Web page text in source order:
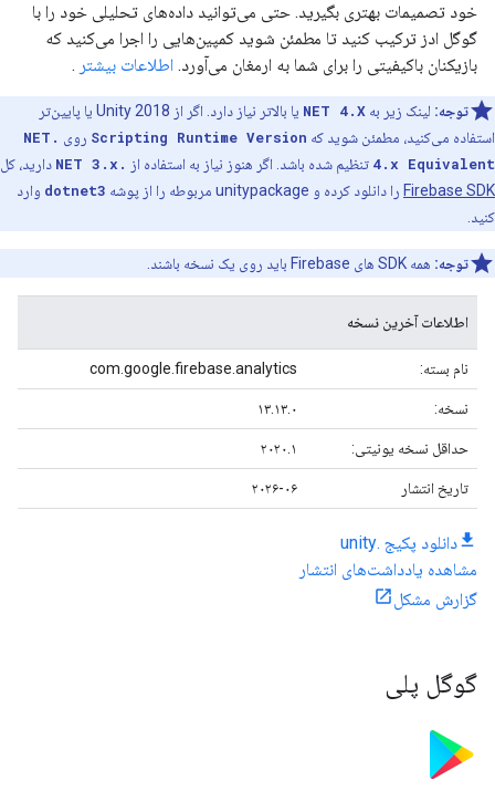
خود تصمیمات بهتری بگیرید. حتی می‌توانید داده‌های تحلیلی خود را با
گوگل ادز ترکیب کنید تا مطمئن شوید کمپین‌هایی را اجرا می‌کنید که
بازیکنان باکیفیتی را برای شما به ارمغان می‌آورد. اطلاعات بیشتر .
توجه: لینک زیر به NET 4.X
یا بالاتر نیاز دارد. اگر از Unity 2018 یا پایین‌تر
استفاده می‌کنید، مطمئن شوید که Scripting Runtime Version روی
.NET
4.x Equivalent تنظیم شده باشد. اگر هنوز نیاز به استفاده از .NET 3.x
دارید، کل
Firebase SDK را دانلود کرده و unitypackage مربوطه را از پوشه dotnet3 وارد
کنید.
توجه: همه SDK های Firebase باید روی یک نسخه باشند.
اطلاعات آخرین نسخه
نام بسته: com.google.firebase.analytics
نسخه: ۱۳.۱۳.۰
حداقل نسخه یونیتی: ۲۰۲۰.۱
تاریخ انتشار ۲۰۲۶-۰۶
دانلود پکیج .unity
مشاهده یادداشت‌های انتشار
گزارش مشکل
گوگل پلی